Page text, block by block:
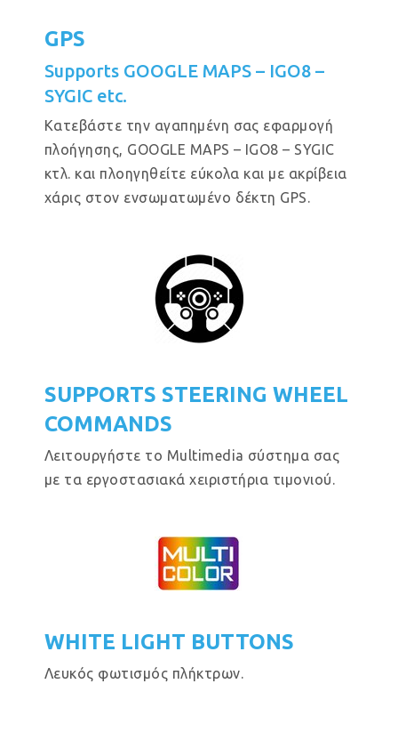
GPS
Supports GOOGLE MAPS – IGO8 –
SYGIC etc.
Κατεβάστε την αγαπημένη σας εφαρμογή
πλοήγησης, GOOGLE MAPS – IGO8 – SYGIC
κτλ. και πλοηγηθείτε εύκολα και με ακρίβεια
χάρις στον ενσωματωμένο δέκτη GPS.
SUPPORTS STEERING WHEEL
COMMANDS
Λειτουργήστε το Multimedia σύστημα σας
με τα εργοστασιακά χειριστήρια τιμονιού.
WHITE LIGHT BUTTONS
Λευκός φωτισμός πλήκτρων.